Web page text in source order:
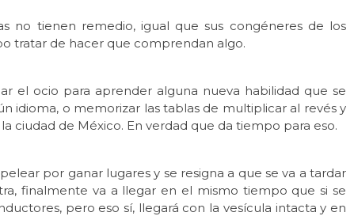
no tienen remedio, igual que sus congéneres de los
tratar de hacer que comprendan algo.
el ocio para aprender alguna nueva habilidad que se
idioma, o memorizar las tablas de multiplicar al revés y
ciudad de México. En verdad que da tiempo para eso.
por ganar lugares y se resigna a que se va a tardar
finalmente va a llegar en el mismo tiempo que si se
pero eso sí, llegará con la vesícula intacta y en